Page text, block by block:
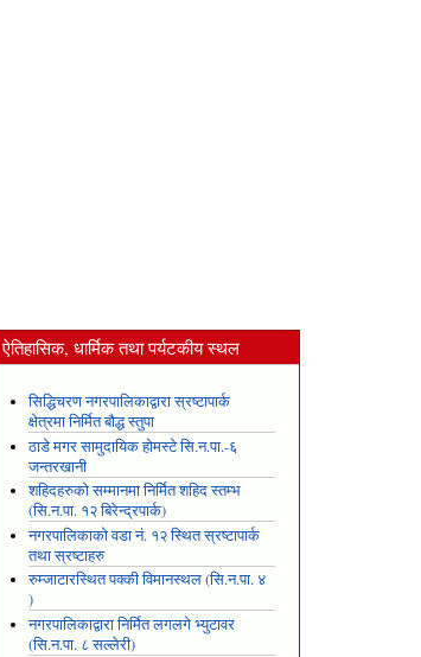
ऐतिहासिक, धार्मिक तथा पर्यटकीय स्थल
सिद्धिचरण नगरपालिकाद्वारा स्रष्टापार्क
क्षेत्रमा निर्मित बौद्ध स्तुपा
ठाडे मगर सामुदायिक होमस्टे सि.न.पा.-६
जन्तरखानी
शहिदहरुको सम्मानमा निर्मित शहिद स्तम्भ
(सि.न.पा. १२ बिरेन्द्रपार्क)
नगरपालिकाको वडा नं. १२ स्थित स्रष्टापार्क
तथा स्रष्टाहरु
रुम्जाटारस्थित पक्की विमानस्थल (सि.न.पा. ४
)
नगरपालिकाद्वारा निर्मित लगलगे भ्युटावर
(सि.न.पा. ८ सल्लेरी)